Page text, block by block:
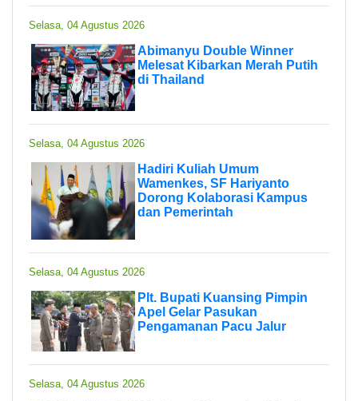
Selasa, 04 Agustus 2026
Abimanyu Double Winner
Melesat Kibarkan Merah Putih
di Thailand
Selasa, 04 Agustus 2026
Hadiri Kuliah Umum
Wamenkes, SF Hariyanto
Dorong Kolaborasi Kampus
dan Pemerintah
Selasa, 04 Agustus 2026
Plt. Bupati Kuansing Pimpin
Apel Gelar Pasukan
Pengamanan Pacu Jalur
Selasa, 04 Agustus 2026